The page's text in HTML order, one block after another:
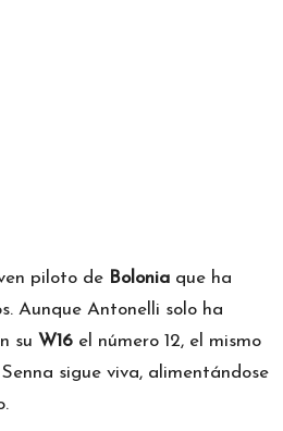
piloto de Bolonia que ha
Aunque Antonelli solo ha
su W16 el número 12, el mismo
sigue viva, alimentándose